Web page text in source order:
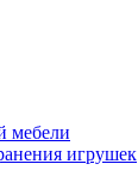
мебели
игрушек